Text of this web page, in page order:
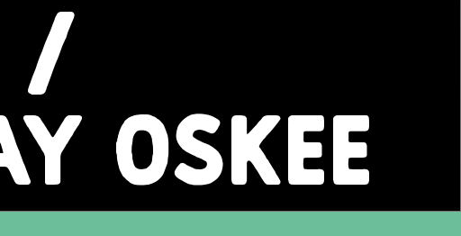
/
OSKEE